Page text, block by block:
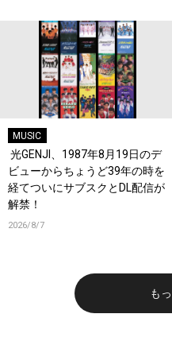
MUSIC
光GENJI、1987年8月19日のデ
ビューからちょうど39年の時を
経てついにサブスクとDL配信が
解禁！
2026/8/7
も